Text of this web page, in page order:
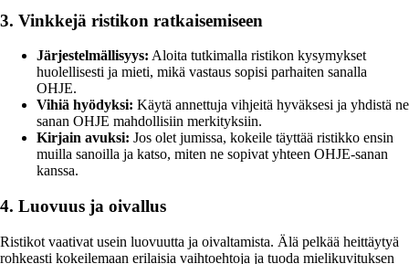
3. Vinkkejä ristikon ratkaisemiseen
Järjestelmällisyys: Aloita tutkimalla ristikon kysymykset
huolellisesti ja mieti, mikä vastaus sopisi parhaiten sanalla
OHJE.
Vihiä hyödyksi: Käytä annettuja vihjeitä hyväksesi ja yhdistä ne
sanan OHJE mahdollisiin merkityksiin.
Kirjain avuksi: Jos olet jumissa, kokeile täyttää ristikko ensin
muilla sanoilla ja katso, miten ne sopivat yhteen OHJE-sanan
kanssa.
4. Luovuus ja oivallus
Ristikot vaativat usein luovuutta ja oivaltamista. Älä pelkää heittäytyä
rohkeasti kokeilemaan erilaisia vaihtoehtoja ja tuoda mielikuvituksen